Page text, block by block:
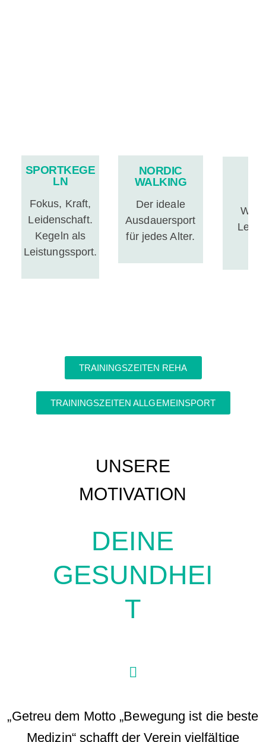
SPORTKEGE
LN
Fokus, Kraft,
Leidenschaft.
Kegeln als
Leistungssport.
NORDIC
WALKING
Der ideale
Ausdauersport
für jedes Alter.
TRAININGSZEITEN REHA
TRAININGSZEITEN ALLGEMEINSPORT
UNSERE
MOTIVATION
DEINE
GESUNDHEI
T
„Getreu dem Motto „Bewegung ist die beste
Medizin“ schafft der Verein vielfältige